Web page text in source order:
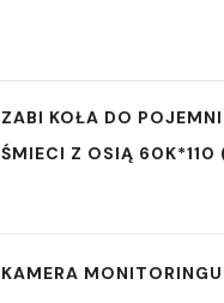
ZABI KOŁA DO
ŚMIECI Z OSIĄ 60K*110
KAMERA